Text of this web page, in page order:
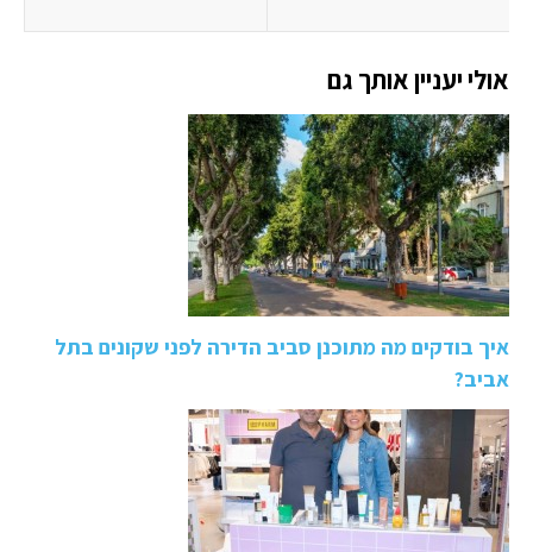
אולי יעניין אותך גם
איך בודקים מה מתוכנן סביב הדירה לפני שקונים בתל
אביב?